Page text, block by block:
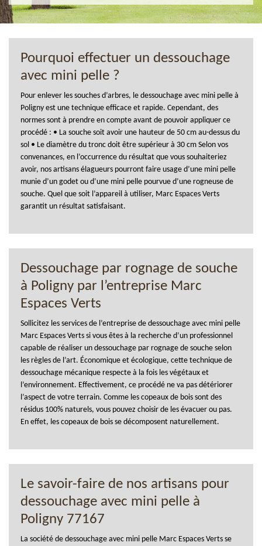
Pourquoi effectuer un dessouchage
avec mini pelle ?
Pour enlever les souches d’arbres, le dessouchage avec mini pelle à
Poligny est une technique efficace et rapide. Cependant, des
normes sont à prendre en compte avant de pouvoir appliquer ce
procédé : • La souche soit avoir une hauteur de 50 cm au-dessus du
sol • Le diamètre du tronc doit être supérieur à 30 cm Selon vos
convenances, en l’occurrence du résultat que vous souhaiteriez
avoir, nos artisans élagueurs pourront faire usage d’une mini pelle
munie d’un godet ou d’une mini pelle pourvue d’une rogneuse de
souche. Quel que soit l’appareil à utiliser, Marc Espaces Verts
garantit un résultat satisfaisant.
Dessouchage par rognage de souche
à Poligny par l’entreprise Marc
Espaces Verts
Sollicitez les services de l’entreprise de dessouchage avec mini pelle
Marc Espaces Verts si vous êtes à la recherche d’un professionnel
capable de réaliser un dessouchage par rognage de souche selon
les règles de l’art. Économique et écologique, cette technique de
dessouchage mécanique respecte à la fois les végétaux et
l’environnement. Effectivement, ce procédé ne va pas détériorer
l’aspect de votre terrain. Comme les copeaux de bois sont des
résidus 100% naturels, vous pouvez choisir de les évacuer ou pas.
En effet, les copeaux de bois se décomposent naturellement.
Le savoir-faire de nos artisans pour
dessouchage avec mini pelle à
Poligny 77167
La société de dessouchage avec mini pelle Marc Espaces Verts se